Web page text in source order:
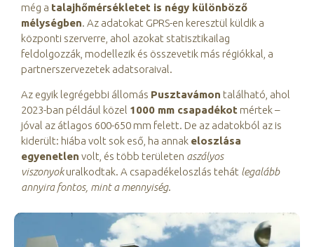
még a talajhőmérsékletet is négy különböző
mélységben. Az adatokat GPRS-en keresztül küldik a
központi szerverre, ahol azokat statisztikailag
feldolgozzák, modellezik és összevetik más régiókkal, a
partnerszervezetek adatsoraival.
Az egyik legrégebbi állomás Pusztavámon található, ahol
2023-ban például közel 1000 mm csapadékot mértek –
jóval az átlagos 600-650 mm felett. De az adatokból az is
kiderült: hiába volt sok eső, ha annak eloszlása
egyenetlen volt, és több területen aszályos
viszonyokuralkodtak. A csapadékeloszlás tehát legalább
annyira fontos, mint a mennyiség.